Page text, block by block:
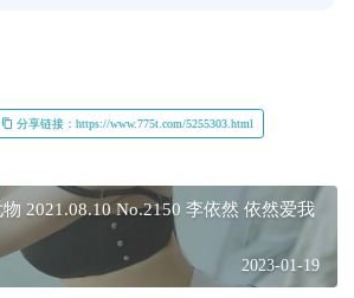
分享链接：https://www.775t.com/5255303.html
2021.08.10 No.2150 李依然 依然爱我
2023-01-19